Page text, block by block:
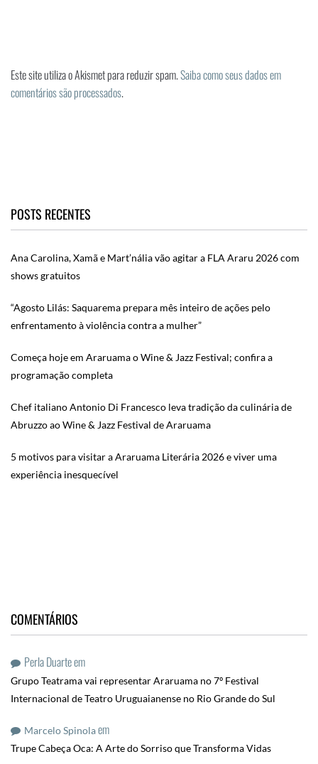
Este site utiliza o Akismet para reduzir spam.Saiba como seus dados em
comentários são processados.
POSTS RECENTES
Ana Carolina, Xamã e Mart’nália vão agitar a FLA Araru 2026 com
shows gratuitos
“Agosto Lilás: Saquarema prepara mês inteiro de ações pelo
enfrentamento à violência contra a mulher”
Começa hoje em Araruama o Wine & Jazz Festival; confira a
programação completa
Chef italiano Antonio Di Francesco leva tradição da culinária de
Abruzzo ao Wine & Jazz Festival de Araruama
5 motivos para visitar a Araruama Literária 2026 e viver uma
experiência inesquecível
COMENTÁRIOS
Perla Duarteem
Grupo Teatrama vai representar Araruama no 7º Festival
Internacional de Teatro Uruguaianense no Rio Grande do Sul
Marcelo Spinolaem
Trupe Cabeça Oca: A Arte do Sorriso que Transforma Vidas